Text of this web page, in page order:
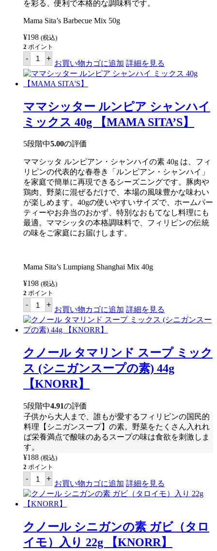
を彩る、便利で本格的な調味料です。
Mama Sita’s Barbecue Mix 50g
¥198 (税込)
2 ポイント
- マ
マ
シ
ッ
タ
バ
ー
ベ
キ
ー
ミ
ク
ス
50g
【MAMA
SITA'S】
個
+
お買い物カゴに追加 詳細を見る
ママシッター ルンピア シャンハイ
ミックス 40g 【MAMA SITA’S】
5段階中5.00の評価
ママシッタ ルンピアン・シャンハイの素 40g は、フィ
リピンの代表的な春巻き「ルンピアン・シャンハイ」
を家庭で簡単に再現できるシーズニングです。豚肉や
鶏肉、野菜に混ぜるだけで、本場の風味豊かな味わい
が楽しめます。40gの使いやすいサイズで、ホームパー
ティーやお弁当のおかず、特別なおもてなし料理にも
最適。ママシッタの本格調味料で、フィリピンの伝統
の味をご家庭にお届けします。
Mama Sita’s Lumpiang Shanghai Mix 40g
¥198 (税込)
2 ポイント
-
マ
マ
シ
ッ
タ
ル
ン
ピ
ア
シ
ャ
ハ
イ
ミ
ッ
ク
ス
40g
【MAMA
SITA'S】
個
+
お買い物カゴに追加 詳細を見る
クノール タマリンド スープ ミック
ス (シニガンスープの素) 44g
【KNORR】
5段階中4.91の評価
子供から大人まで、誰もが愛するフィリピンの国民的
料理【シニガンスープ】の素。野菜をたくさん入れれ
ば栄養満点で酸味のあるスープの味は食欲を刺激しま
す。
¥188 (税込)
2 ポイント
- ク
ノ
ー
ル
タ
ン
ド
ス
+
お買い物カゴに追加 詳細を見る
クノール シニガンの素 ガビ（タロ
イモ）入り 22g 【KNORR】